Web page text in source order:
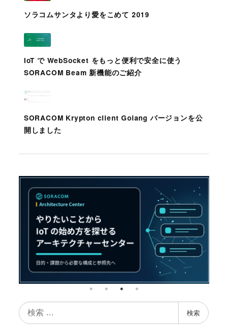
ソラコムサンタより愛をこめて 2019
IoT で WebSocket をもっと便利で安全に使う
SORACOM Beam 新機能のご紹介
SORACOM Krypton client Golang バージョンを公
開しました
検
索
検索